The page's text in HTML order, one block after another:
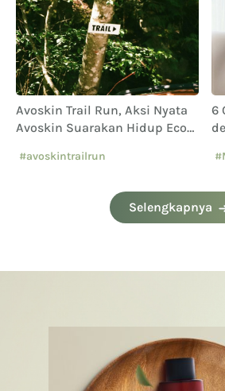
Avoskin Trail Run, Aksi Nyata
Avoskin Suarakan Hidup Eco
#avoskintrailrun
6
Selengkapnya